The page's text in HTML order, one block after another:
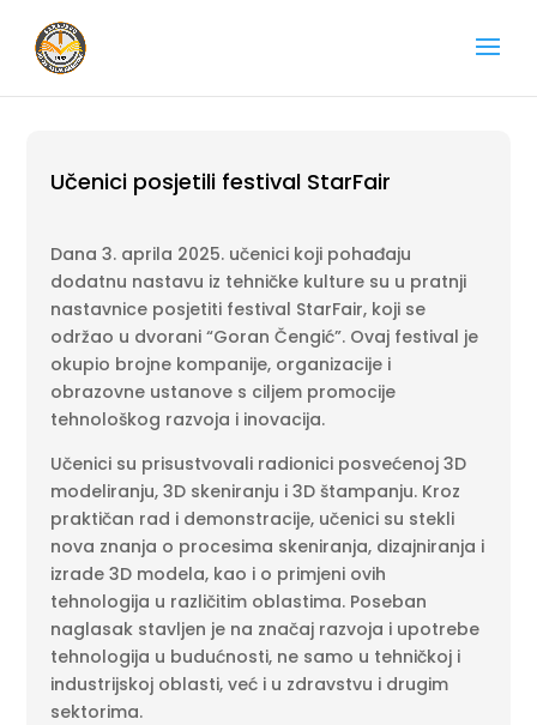
Učenici posjetili festival StarFair
Dana 3. aprila 2025. učenici koji pohađaju
dodatnu nastavu iz tehničke kulture su u pratnji
nastavnice posjetiti festival StarFair, koji se
održao u dvorani “Goran Čengić”. Ovaj festival je
okupio brojne kompanije, organizacije i
obrazovne ustanove s ciljem promocije
tehnološkog razvoja i inovacija.
Učenici su prisustvovali radionici posvećenoj 3D
modeliranju, 3D skeniranju i 3D štampanju. Kroz
praktičan rad i demonstracije, učenici su stekli
nova znanja o procesima skeniranja, dizajniranja i
izrade 3D modela, kao i o primjeni ovih
tehnologija u različitim oblastima. Poseban
naglasak stavljen je na značaj razvoja i upotrebe
tehnologija u budućnosti, ne samo u tehničkoj i
industrijskoj oblasti, već i u zdravstvu i drugim
sektorima.